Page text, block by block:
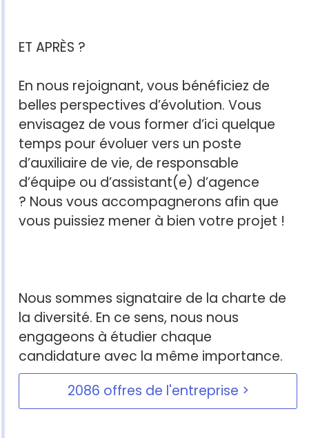
ET APRÈS ?
En nous rejoignant, vous bénéficiez de
belles perspectives d’évolution. Vous
envisagez de vous former d’ici quelque
temps pour évoluer vers un poste
d’auxiliaire de vie, de responsable
d’équipe ou d’assistant(e) d’agence
? Nous vous accompagnerons afin que
vous puissiez mener à bien votre projet !
Nous sommes signataire de la charte de
la diversité. En ce sens, nous nous
engageons à étudier chaque
candidature avec la même importance.
2086 offres de l'entreprise